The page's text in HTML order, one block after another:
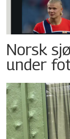
Norsk
under